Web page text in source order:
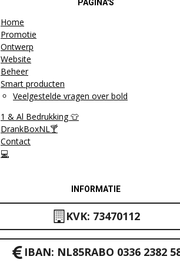
PAGINA'S
Home
Promotie
Ontwerp
Website
Beheer
Smart producten
Veelgestelde vragen over bold
1 & Al Bedrukking 👕
DrankBoxNL🍸
Contact
💻
INFORMATIE
KVK: 73470112
IBAN: NL85RABO 0336 2382